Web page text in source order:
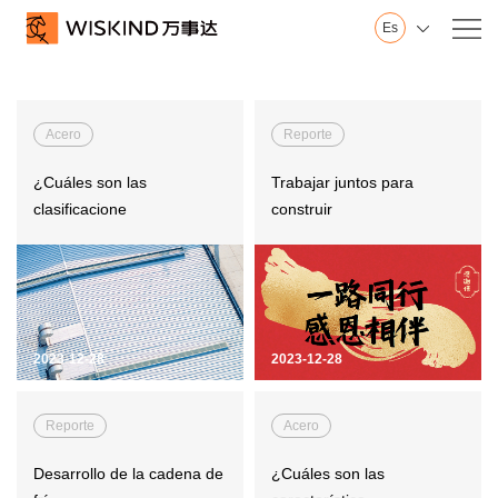
Es 
Base en Shandong
Historial
Honor
Vídeo
Servicio
Pared
Techo
Piso
2023-12-28
Acero
¿Cuáles son las
clasificacione
2023-12-28
Reporte
Trabajar juntos para
construir
Reporte
Desarrollo de la cadena de
Acero
¿Cuáles son las